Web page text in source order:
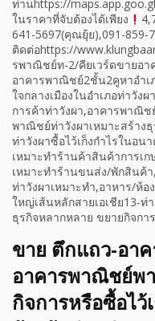
ท่านhttps://
ในราคาที่จับต้องได้เพียง
641-5697(คุณยุ้ย),091-859-
ติดต่อhttps://
รพาณิชย์ท-2/คียเวร์ดขายอ
อาคารพาณิชย์2ชั้น2คูหาอำเ
ใจกลางเมืองในอำเภอท่าวั
การค้าท่าวังผา,อาคารพาณิช
พาณิชย์ท่าวังผาเหมาะสร้าง
ท่าวังผาซื้อไว้เก็งกำไรในอ
เหมาะทำร้านค้าสินค้าการเ
เหมาะทำร้านขนส่ง/พักสินค้
ท่าวังผาเหมาะทำ,อาหาร/ห้
ใหญ่เส้นหลักสายเอเชีย13-
ธุรกิจหลากหลาย ขยายกิจการ
ขาย ตึกแถว-อา
อาคารพาณิชย์พ
กิจการหรือซื้อไว้